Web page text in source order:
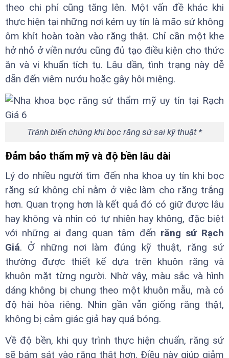
theo chi phí cũng tăng lên. Một vấn đề khác khi
thực hiện tại những nơi kém uy tín là mão sứ không
ôm khít hoàn toàn vào răng thật. Chỉ cần một khe
hở nhỏ ở viền nướu cũng đủ tạo điều kiện cho thức
ăn và vi khuẩn tích tụ. Lâu dần, tình trạng này dễ
dẫn đến viêm nướu hoặc gây hôi miệng.
Tránh biến chứng khi bọc răng sứ sai kỹ thuật *
Đảm bảo thẩm mỹ và độ bền lâu dài
Lý do nhiều người tìm đến nha khoa uy tín khi bọc
răng sứ không chỉ nằm ở việc làm cho răng trắng
hơn. Quan trọng hơn là kết quả đó có giữ được lâu
hay không và nhìn có tự nhiên hay không, đặc biệt
với những ai đang quan tâm đến răng sứ Rạch
Giá. Ở những nơi làm đúng kỹ thuật, răng sứ
thường được thiết kế dựa trên khuôn răng và
khuôn mặt từng người. Nhờ vậy, màu sắc và hình
dáng không bị chung theo một khuôn mẫu, mà có
độ hài hòa riêng. Nhìn gần vẫn giống răng thật,
không bị cảm giác giả hay quá bóng.
Về độ bền, khi quy trình thực hiện chuẩn, răng sứ
sẽ bám sát vào răng thật hơn. Điều này giúp giảm